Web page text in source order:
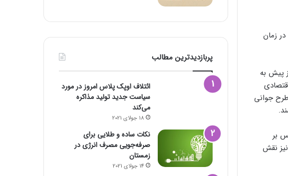
زمان
پیش به
جوانی
بر
نقش
پربازدیدترین مطالب
ائتلاف اوپک پلاس امروز در مورد
سیاست جدید تولید مذاکره
می‌کند
18 جولای 2021
نکات ساده و طلایی برای
صرفه‌جویی مصرف انرژی در
زمستان
14 جولای 2021